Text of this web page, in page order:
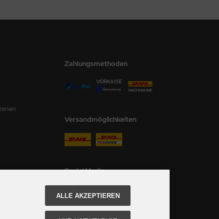
Zahlungsmethoden
Versandmöglichkeiten
Social Media
ALLE AKZEPTIEREN